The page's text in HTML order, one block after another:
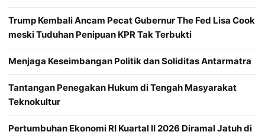
Trump Kembali Ancam Pecat Gubernur The Fed Lisa Cook
meski Tuduhan Penipuan KPR Tak Terbukti
Menjaga Keseimbangan Politik dan Soliditas Antarmatra
Tantangan Penegakan Hukum di Tengah Masyarakat
Teknokultur
Pertumbuhan Ekonomi RI Kuartal II 2026 Diramal Jatuh di